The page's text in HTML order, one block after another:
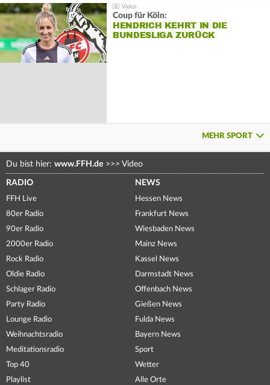
Coup für Köln:
HENDRICH KEHRT IN DIE
BUNDESLIGA ZURÜCK
MEHR SPORT
Du bist hier: www.FFH.de >>> Video
RADIO
FFH Live
80er Radio
90er Radio
2000er Radio
Rock Radio
Oldie Radio
Schlager Radio
Party Radio
Lounge Radio
Weihnachtsradio
Meditationsradio
Top 40
Playlist
NEWS
Hessen News
Frankfurt News
Wiesbaden News
Mainz News
Kassel News
Darmstadt News
Offenbach News
Gießen News
Fulda News
Bayern News
Sport
Wetter
Alle Orte